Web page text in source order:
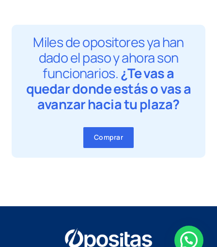
Miles de opositores ya han
dado el paso y ahora son
funcionarios.¿Te vas a
quedar donde estás o vas a
avanzar hacia tu plaza?
Comprar